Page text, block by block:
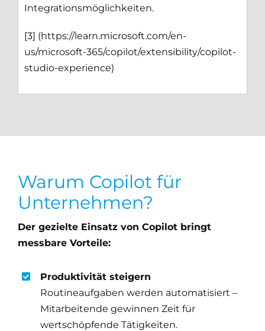
Integrationsmöglichkeiten.
[3] (https://learn.microsoft.com/en-
us/microsoft-365/copilot/extensibility/copilot-
studio-experience)
Warum Copilot für
Unternehmen?
Der gezielte Einsatz von Copilot bringt
messbare Vorteile:
Produktivität steigern
Routineaufgaben werden automatisiert –
Mitarbeitende gewinnen Zeit für
wertschöpfende Tätigkeiten.